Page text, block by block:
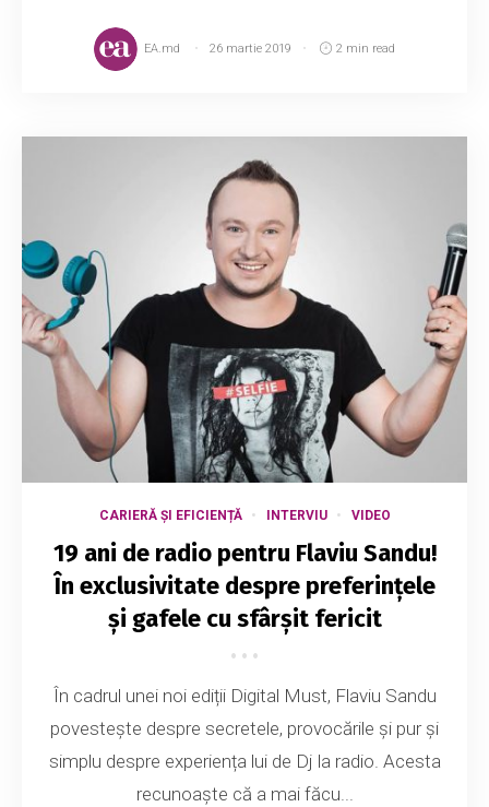
EA.md 26 martie 2019 2 min read
CARIERĂ ȘI EFICIENȚĂ INTERVIU VIDEO
19 ani de radio pentru Flaviu Sandu!
În exclusivitate despre preferințele
și gafele cu sfârșit fericit
În cadrul unei noi ediții Digital Must, Flaviu Sandu
povestește despre secretele, provocările și pur și
simplu despre experiența lui de Dj la radio. Acesta
recunoaște că a mai făcu...